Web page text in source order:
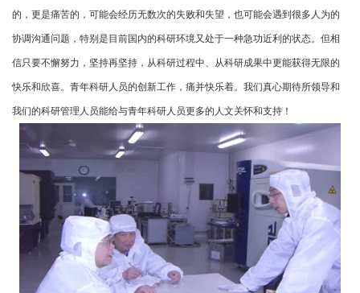
的，更是痛苦的，可能会经历无数次的失败和失望，也可能会遇到很多人为的
协调沟通问题，特别是目前国内的科研环境又处于一种急功近利的状态。但相
信只要不懈努力，坚持再坚持，从科研过程中、从科研成果中更能获得无限的
快乐和欣喜。青年科研人员的创新工作，痛并快乐着。我们真心期待所领导和
我们的科研管理人员能给与青年科研人员更多的人文关怀和支持！